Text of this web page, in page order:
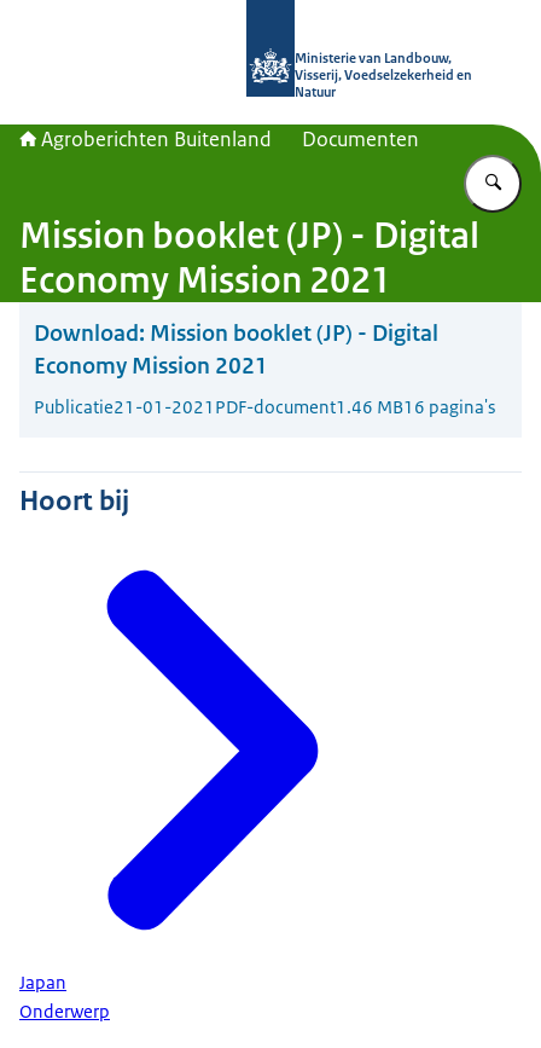
Ministerie van Landbouw,
Visserij, Voedselzekerheid en
Natuur
Agroberichten Buitenland Documenten
Mission booklet (JP) - Digital
Economy Mission 2021
Download: Mission booklet (JP) - Digital
Economy Mission 2021
Publicatie21-01-2021 PDF-document1.46 MB16 pagina's
Hoort bij
Japan
Onderwerp